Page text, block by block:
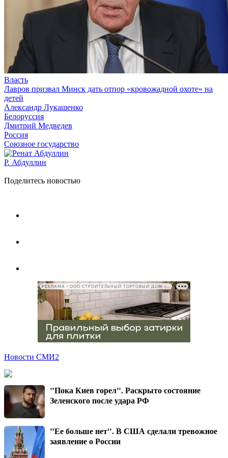
Власть
Лавров призвал Минск дать отпор «кровожадной охоте» на
детей
Александр Лукашенко
Белоруссия
Дмитрий Медведев
Россия
Союзное государство
Р. Абдуллин
Поделитесь новостью
Новости СМИ2
"Пока Киев горел". Раскрыто состояние
Зеленского после удара РФ
"Ее больше нет". В США сделали тревожное
заявление о России